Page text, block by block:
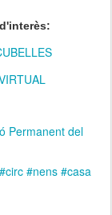
Permanent del
#nens #casa